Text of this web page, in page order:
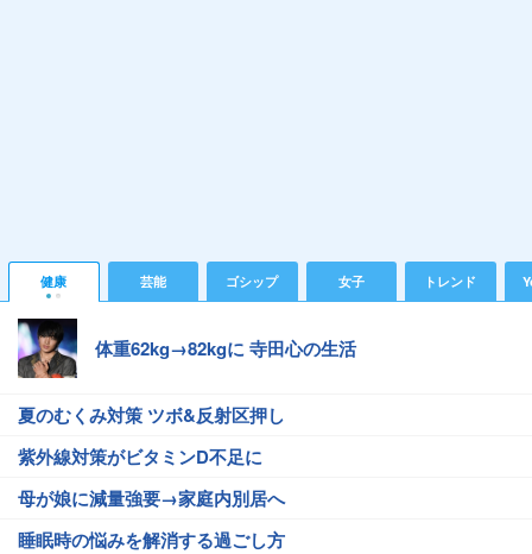
健康 芸能 ゴシップ 女子 トレンド
体重62kg→82kgに 寺田心の生活
夏のむくみ対策 ツボ&反射区押し
紫外線対策がビタミンD不足に
母が娘に減量強要→家庭内別居へ
睡眠時の悩みを解消する過ごし方